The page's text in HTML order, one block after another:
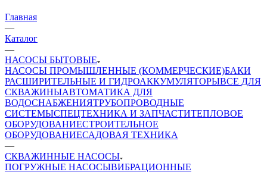
Главная
—
Каталог
—
НАСОСЫ БЫТОВЫЕ
НАСОСЫ ПРОМЫШЛЕННЫЕ (КОММЕРЧЕСКИЕ)БАКИ
РАСШИРИТЕЛЬНЫЕ И ГИДРОАККУМУЛЯТОРЫВСЕ ДЛЯ
СКВАЖИНЫАВТОМАТИКА ДЛЯ
ВОДОСНАБЖЕНИЯТРУБОПРОВОДНЫЕ
СИСТЕМЫСПЕЦТЕХНИКА И ЗАПЧАСТИТЕПЛОВОЕ
ОБОРУДОВАНИЕСТРОИТЕЛЬНОЕ
ОБОРУДОВАНИЕСАДОВАЯ ТЕХНИКА
—
СКВАЖИННЫЕ НАСОСЫ
ПОГРУЖНЫЕ НАСОСЫВИБРАЦИОННЫЕ